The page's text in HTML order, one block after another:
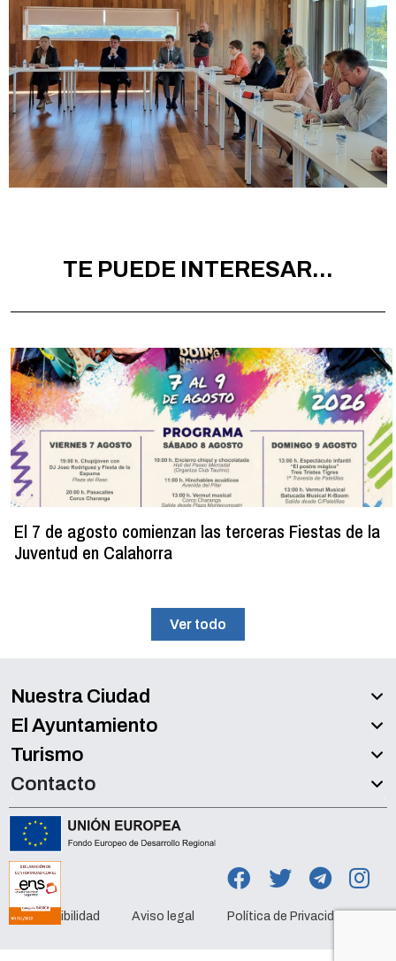
TE PUEDE INTERESAR...
El 7 de agosto comienzan las terceras Fiestas de la
Juventud en Calahorra
Ver todo
Nuestra Ciudad
El Ayuntamiento
Turismo
Contacto
Accesibilidad Aviso legal Política de Privacidad